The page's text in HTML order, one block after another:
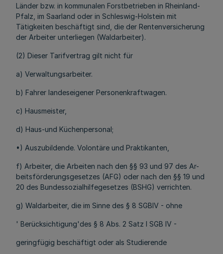
Länder bzw. in kommunalen Forstbetrieben in Rheinland-
Pfalz, im Saarland oder in Schleswig-Holstein mit
Tätigkeiten beschäftigt sind, die der Rentenversicherung
der Arbeiter unterliegen (Waldarbeiter).
(2) Dieser Tarifvertrag gilt nicht für
a) Verwaltungsarbeiter.
b) Fahrer landeseigener Personenkraftwagen.
c) Hausmeister,
d) Haus-und Küchenpersonal;
•) Auszubildende. Volontäre und Praktikanten,
f) Arbeiter, die Arbeiten nach den §§ 93 und 97 des Ar-
beitsförderungsgesetzes (AFG) oder nach den §§ 19 und
20 des Bundessozialhilfegesetzes (BSHG) verrichten.
g) Waldarbeiter, die im Sinne des § 8 SGBIV - ohne
' Berücksichtigung'des § 8 Abs. 2 Satz l SGB IV -
geringfügig beschäftigt oder als Studierende